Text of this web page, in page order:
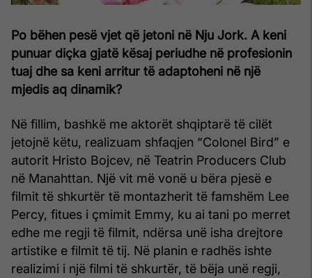
Po bëhen pesë vjet që jetoni në Nju Jork. A keni
punuar diçka gjatë kësaj periudhe në profesionin
tuaj dhe sa keni arritur të adaptoheni në një
mjedis aq dinamik?
Në fillim, bashkë me aktorët shqiptarë të cilët
jetojnë këtu, realizuam shfaqjen “Colonel Bird” e
autorit Hristo Bojcev, në Teatrin Producers Club
në Manahttan. Një vit më vonë u bëra pjesë e
filmit të shkurtër të montazherit të famshëm Lee
Percy, fitues i çmimit Emmy, ku ai tani po merret
edhe me regji të filmit, ndërsa unë isha drejtore
artistike e filmit të tij. Në planin e radhës ishte
realizimi i një filmi të shkurtër, të bëja unë regji,